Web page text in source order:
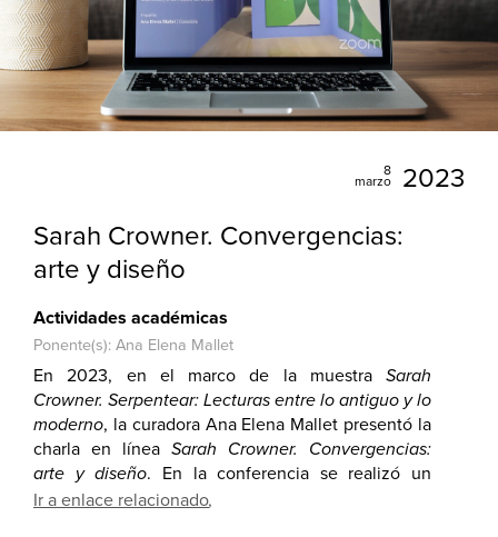
8
marzo
2023
Sarah Crowner. Convergencias:
arte y diseño
Actividades académicas
Ponente(s): Ana Elena Mallet
En 2023, en el marco de la muestraSarah
Crowner. Serpentear: Lecturas entre lo antiguo y lo
moderno, la curadora Ana Elena Mallet presentó la
charla en línea Sarah Crowner. Convergencias:
arte y diseño. En la conferencia se realizó un
recorrido y una reflexión sobre el trabajo
Ir a enlace relacionado